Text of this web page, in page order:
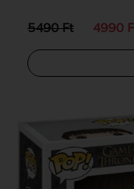
5490 Ft 4990